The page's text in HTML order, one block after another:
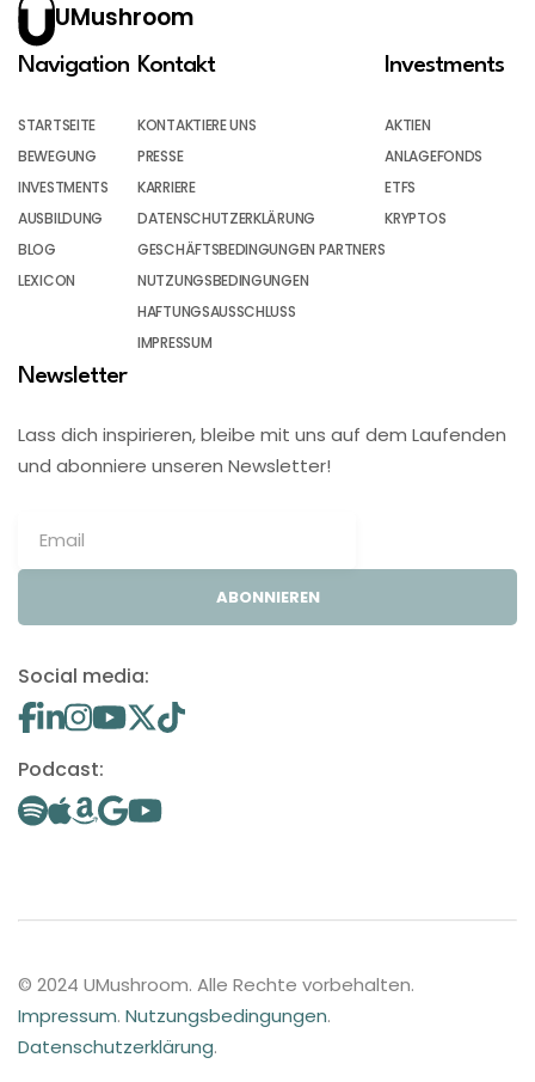
UMushroom
Navigation
STARTSEITE
BEWEGUNG
INVESTMENTS
AUSBILDUNG
BLOG
LEXICON
Kontakt
KONTAKTIERE UNS
PRESSE
KARRIERE
DATENSCHUTZERKLÄRUNG
GESCHÄFTSBEDINGUNGEN PARTNERS
NUTZUNGSBEDINGUNGEN
HAFTUNGSAUSSCHLUSS
IMPRESSUM
Investments
AKTIEN
ANLAGEFONDS
ETFS
KRYPTOS
Newsletter
Lass dich inspirieren, bleibe mit uns auf dem Laufenden
und abonniere unseren Newsletter!
ABONNIEREN
Social media:
Podcast:
© 2024 UMushroom. Alle Rechte vorbehalten.
Impressum. Nutzungsbedingungen.
Datenschutzerklärung.